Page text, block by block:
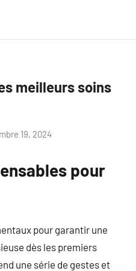
meilleurs soins
19, 2024
pour
pour garantir une
dès les premiers
une série de gestes et